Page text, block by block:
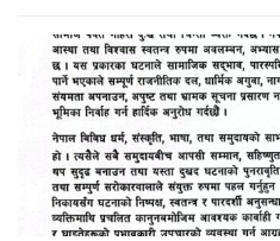
जनाएको छ। भ्रमणका क्रममा विश्व